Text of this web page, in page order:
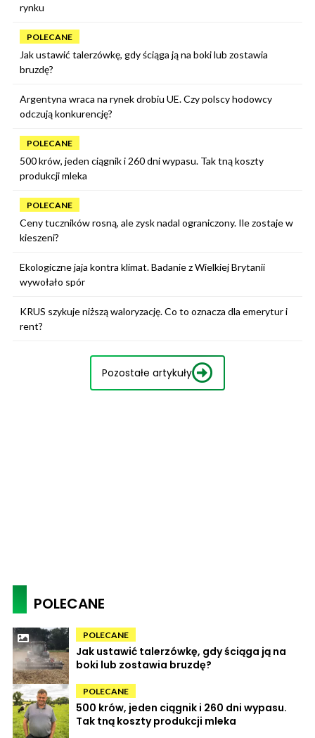
rynku
POLECANE
Jak ustawić talerzówkę, gdy ściąga ją na boki lub zostawia
bruzdę?
Argentyna wraca na rynek drobiu UE. Czy polscy hodowcy
odczują konkurencję?
POLECANE
500 krów, jeden ciągnik i 260 dni wypasu. Tak tną koszty
produkcji mleka
POLECANE
Ceny tuczników rosną, ale zysk nadal ograniczony. Ile zostaje w
kieszeni?
Ekologiczne jaja kontra klimat. Badanie z Wielkiej Brytanii
wywołało spór
KRUS szykuje niższą waloryzację. Co to oznacza dla emerytur i
rent?
Pozostałe artykuły
POLECANE
POLECANE
Jak ustawić talerzówkę, gdy ściąga ją na
boki lub zostawia bruzdę?
POLECANE
500 krów, jeden ciągnik i 260 dni wypasu.
Tak tną koszty produkcji mleka